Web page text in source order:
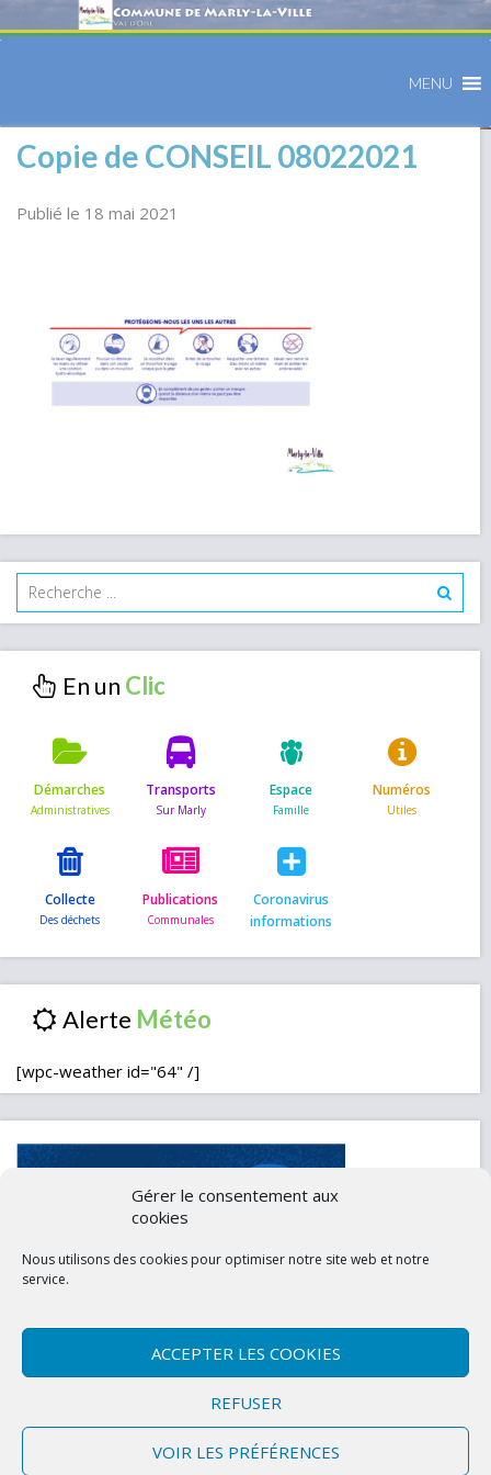
Gérer le consentement aux
cookies
Nous utilisons des cookies pour optimiser notre site web et notre
service.
ACCEPTER LES COOKIES
REFUSER
VOIR LES PRÉFÉRENCES
MENU
Copie de CONSEIL 08022021
Publié le 18 mai 2021
En un
Démarches Transports Espace Numéros
Collecte Publications
Coronavirus
informations
Alerte
[wpc-weather id="64" /]
Politique de confidentialité (UE)
Copyright © 2026 Marly-la-Ville Site conçu et développé par l'Union des